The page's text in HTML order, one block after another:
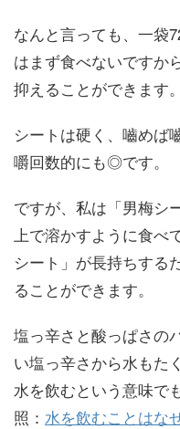
なんと言っても、一袋
はまず食べないですか
抑えることができます。
シートは硬く、嚙めば
嚼回数的にも◎です。
ですが、私は「男梅シ
上で溶かすように食
シート」が長持ちする
ることができます。
塩っ辛さと酸っぱさの
い塩っ辛さから水もた
水を飲むという意味で
照： 水を飲むことはな